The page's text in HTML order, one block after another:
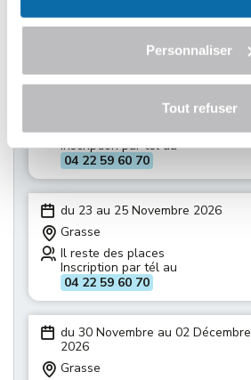
Personnaliser
Tout refuser
Inscription par tél au
du 16 au 18 Novembre 2026
Il reste des places
Inscription par tél au
04 22 59 60 70
du 23 au 25 Novembre 2026
Grasse
Il reste des places
Inscription par tél au
04 22 59 60 70
du 30 Novembre au 02 Décembre
2026
Grasse